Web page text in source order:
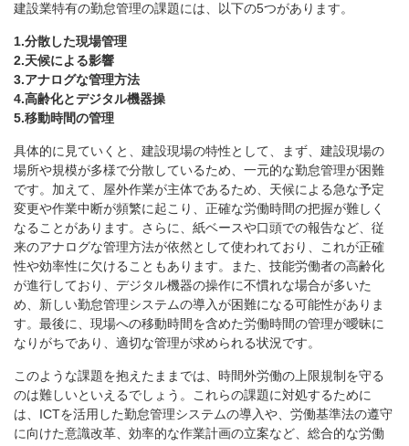
建設業特有の勤怠管理の課題には、以下の5つがあります。
1.分散した現場管理
2.天候による影響
3.アナログな管理方法
4.高齢化とデジタル機器操
5.移動時間の管理
具体的に見ていくと、建設現場の特性として、まず、建設現場の
場所や規模が多様で分散しているため、一元的な勤怠管理が困難
です。加えて、屋外作業が主体であるため、天候による急な予定
変更や作業中断が頻繁に起こり、正確な労働時間の把握が難しく
なることがあります。さらに、紙ベースや口頭での報告など、従
来のアナログな管理方法が依然として使われており、これが正確
性や効率性に欠けることもあります。また、技能労働者の高齢化
が進行しており、デジタル機器の操作に不慣れな場合が多いた
め、新しい勤怠管理システムの導入が困難になる可能性がありま
す。最後に、現場への移動時間を含めた労働時間の管理が曖昧に
なりがちであり、適切な管理が求められる状況です。
このような課題を抱えたままでは、時間外労働の上限規制を守る
のは難しいといえるでしょう。これらの課題に対処するために
は、ICTを活用した勤怠管理システムの導入や、労働基準法の遵守
に向けた意識改革、効率的な作業計画の立案など、総合的な労働